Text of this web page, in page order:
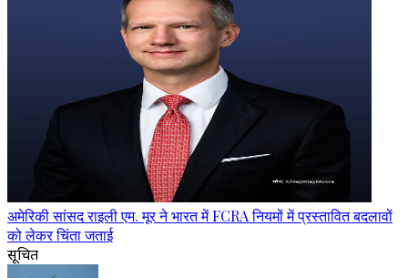
अमेरिकी सांसद राइली एम. मूर ने भारत में FCRA नियमों में प्रस्तावित बदलावों
को लेकर चिंता जताई
सूचित